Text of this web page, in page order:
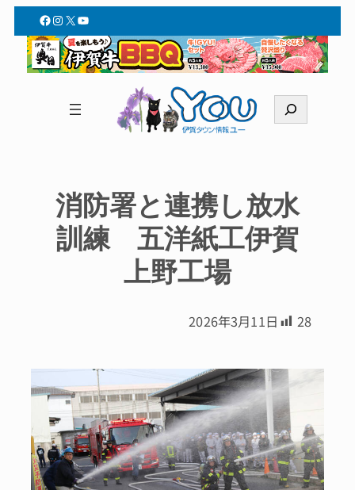
Facebook
Instagram
X YouTube
索
消防署と連携し放水
訓練 五洋紙工伊賀
上野工場
2026年3月11日 28